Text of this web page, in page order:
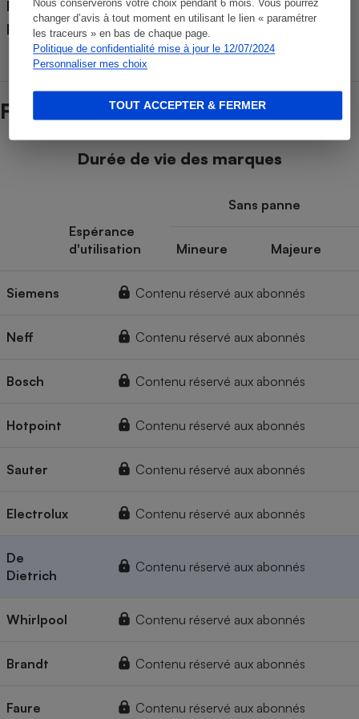
Nous conserverons votre choix pendant 6 mois. Vous pourrez
changer d’avis à tout moment en utilisant le lien « paramétrer
les traceurs » en bas de chaque page.
Politique de confidentialité mise à jour le 12/07/2024
Personnaliser mes choix
TOUT ACCEPTER & FERMER
Pays de fabrication (déclaré
par le fabricant)
France
Fiabilité des marques
Durée de vie des marques
Espérance
d'utilisation
Sans panne
Mineure Majeure
Siemens Contenu réservé aux abonnés
Neff Contenu réservé aux abonnés
Bosch Contenu réservé aux abonnés
Hotpoint Contenu réservé aux abonnés
Sauter Contenu réservé aux abonnés
Electrolux Contenu réservé aux abonnés
De
Dietrich
Contenu réservé aux abonnés
Whirlpool Contenu réservé aux abonnés
Brandt Contenu réservé aux abonnés
Faure Contenu réservé aux abonnés